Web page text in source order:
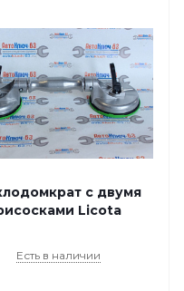
с двумя
Licota
Есть в наличии